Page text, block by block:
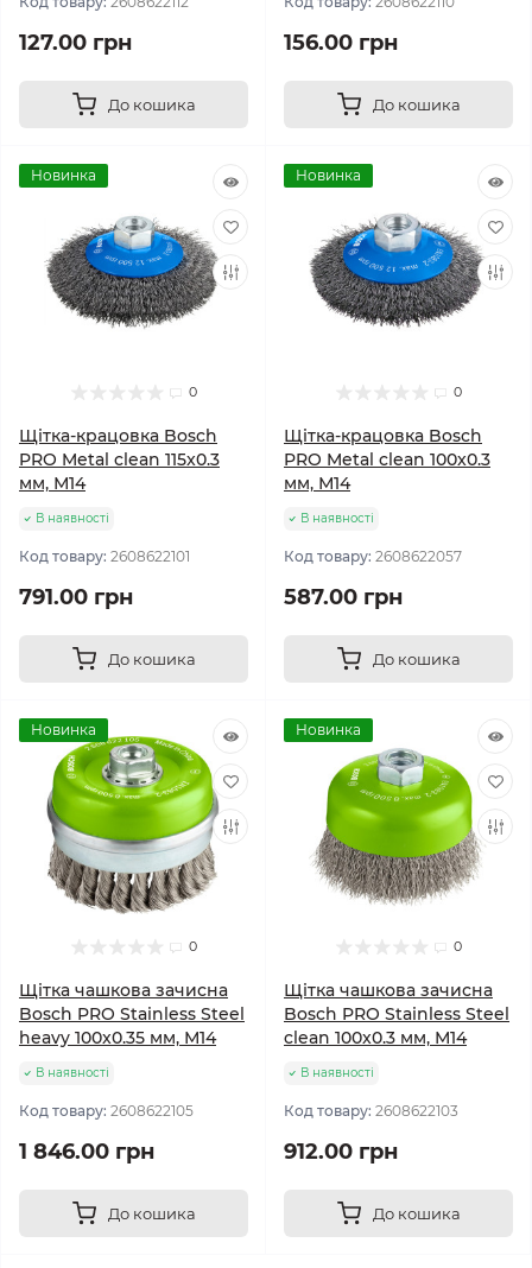
127.00 грн
До кошика
156.00 грн
До кошика
Новинка
0
Щітка-крацовка Bosch
PRO Metal clean 115x0.3
мм, М14
В наявності
Код товару: 2608622101
791.00 грн
До кошика
Новинка
0
Щітка-крацовка Bosch
PRO Metal clean 100x0.3
мм, М14
В наявності
Код товару: 2608622057
587.00 грн
До кошика
Новинка
0
Щітка чашкова зачисна
Bosch PRO Stainless Steel
heavy 100x0.35 мм, М14
В наявності
Код товару: 2608622105
1 846.00 грн
До кошика
Новинка
0
Щітка чашкова зачисна
Bosch PRO Stainless Steel
clean 100x0.3 мм, М14
В наявності
Код товару: 2608622103
912.00 грн
До кошика